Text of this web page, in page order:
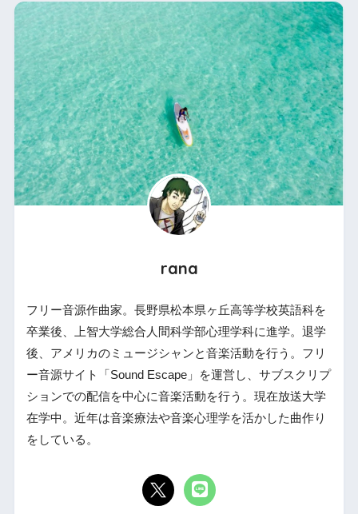
rana
フリー音源作曲家。長野県松本県ヶ丘高等学校英語科を
卒業後、上智大学総合人間科学部心理学科に進学。退学
後、アメリカのミュージシャンと音楽活動を行う。フリ
ー音源サイト「Sound Escape」を運営し、サブスクリプ
ションでの配信を中心に音楽活動を行う。現在放送大学
在学中。近年は音楽療法や音楽心理学を活かした曲作り
をしている。